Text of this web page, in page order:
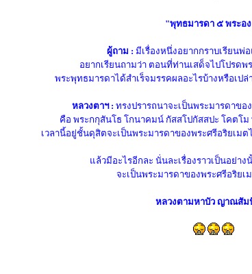
"พุทธมารดา ๕ พระอ
ผู้ถาม : มีเรื่องหนึ่งอยากกราบเรียนพ่
อยากเรียนถามว่า ตอนที่ท่านเสด็จไปโปรด
พระพุทธมารดาได้สำเร็จมรรคผลอะไรบ้างหรือเป
หลวงตาฯ : ทรงปรารถนาจะเป็นพระมารดาขอ
คือ พระกกุสันโธ โกนาคมน์ กัสสโปกัสสปะ โคตโม
เวลานี้อยู่ชั้นดุสิตจะเป็นพระมารดาของพระศรีอริยเม
แล้วมีอะไรอีกละ นั่นละเรื่องราวเป็นอย่า
จะเป็นพระมารดาของพระศรีอริยเ
หลวงตามหาบัว ญาณสัม